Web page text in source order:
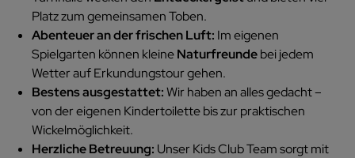
Platz zum gemeinsamen Toben.
Abenteuer an der frischen Luft: Im eigenen
Spielgarten können kleineNaturfreundebei jedem
Wetter auf Erkundungstour gehen.
Bestens ausgestattet:Wir haben an alles gedacht –
von der eigenen Kindertoilette bis zur praktischen
Wickelmöglichkeit.
Herzliche Betreuung: Unser Kids Club Team sorgt mit